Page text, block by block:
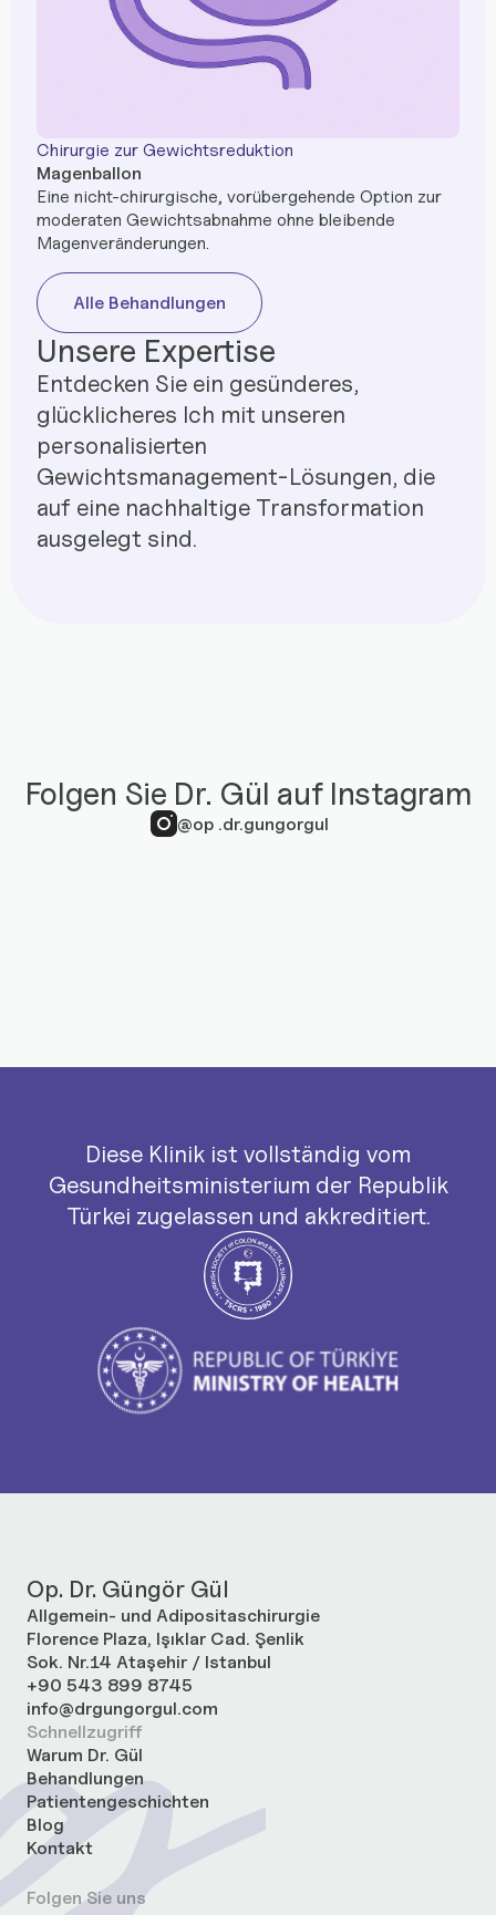
Unsere Expertise
Entdecken Sie ein gesünderes,
glücklicheres Ich mit unseren
personalisierten
Gewichtsmanagement-Lösungen, die
auf eine nachhaltige Transformation
ausgelegt sind.
Chirurgie zur Gewichtsreduktion
Magenballon
Eine nicht-chirurgische, vorübergehende Option zur
moderaten Gewichtsabnahme ohne bleibende
Magenveränderungen.
Alle Behandlungen
Folgen Sie Dr. Gül auf Instagram
@op .dr.gungorgul
Diese Klinik ist vollständig vom
Gesundheitsministerium der Republik
Türkei zugelassen und akkreditiert.
Op. Dr. Güngör Gül
Allgemein- und Adipositaschirurgie
Florence Plaza, Işıklar Cad. Şenlik
Sok. Nr.14 Ataşehir / Istanbul
+90 543 899 8745
info@drgungorgul.com
Schnellzugriff
Warum Dr. Gül
Behandlungen
Patientengeschichten
Blog
Kontakt
Folgen Sie uns